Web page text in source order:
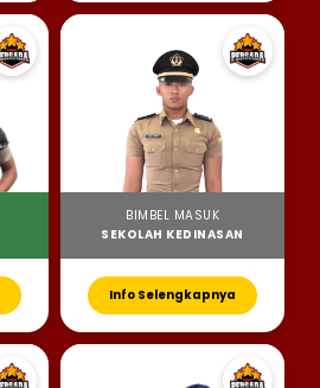
BIMBEL MASUK
SEKOLAH KEDINASAN
Info Selengkapnya